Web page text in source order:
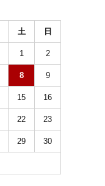
土 日
1 2
8 9
15 16
22 23
29 30